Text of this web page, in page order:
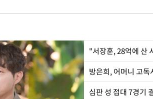
"서장훈, 28억에 산
방은희, 어머니 고
심판 성 접대 7경기